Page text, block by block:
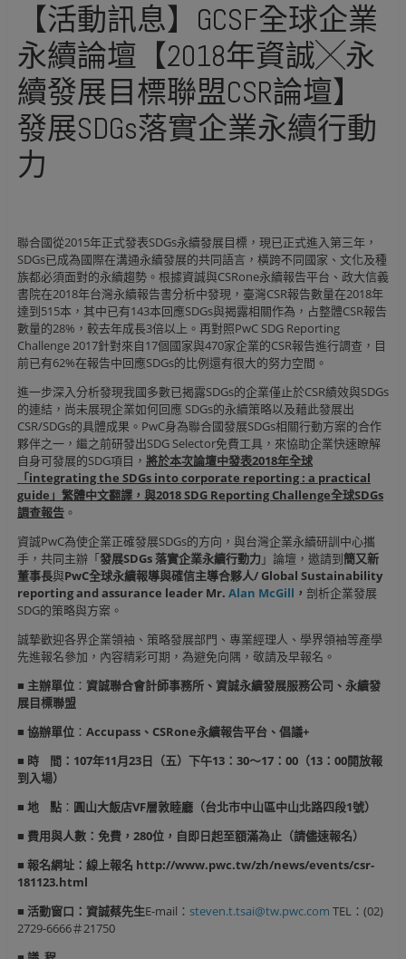
【活動訊息】GCSF全球企業
永續論壇【2018年資誠╳永
續發展目標聯盟CSR論壇】
發展SDGs落實企業永續行動
力
聯合國從2015年正式發表SDGs永續發展目標，現已正式進入第三年，
SDGs已成為國際在溝通永續發展的共同語言，橫跨不同國家、文化及種
族都必須面對的永續趨勢。根據資誠與CSRone永續報告平台、政大信義
書院在2018年台灣永續報告書分析中發現，臺灣CSR報告數量在2018年
達到515本，其中已有143本回應SDGs與揭露相關作為，占整體CSR報告
數量的28%，較去年成長3倍以上。再對照PwC SDG Reporting
Challenge 2017針對來自17個國家與470家企業的CSR報告進行調查，目
前已有62%在報告中回應SDGs的比例還有很大的努力空間。
進一步深入分析發現我國多數已揭露SDGs的企業僅止於CSR績效與SDGs
的連結，尚未展現企業如何回應 SDGs的永續策略以及藉此發展出
CSR/SDGs的具體成果。PwC身為聯合國發展SDGs相關行動方案的合作
夥伴之一，繼之前研發出SDG Selector免費工具，來協助企業快速瞭解
自身可發展的SDG項目， 將於本次論壇中發表2018年全球
「integrating the SDGs into corporate reporting : a practical
guide 」繁體中文翻譯，與2018 SDG Reporting Challenge全球SDGs
調查報告。
資誠PwC為使企業正確發展SDGs的方向，與台灣企業永續研訓中心攜
手，共同主辦「發展SDGs落實企業永續行動力」論壇，邀請到簡又新
董事長與PwC全球永續報導與確信主導合夥人/ Global Sustainability
reporting and assurance leader Mr. Alan McGill ， 剖析企業發展
SDG的策略與方案。
誠摯歡迎各界企業領袖、策略發展部門、專業經理人、學界領袖等產學
先進報名參加，內容精彩可期，為避免向隅，敬請及早報名。
■ 主辦單位： 資誠聯合會計師事務所、資誠永續發展服務公司、永續發
展目標聯盟
■ 協辦單位： Accupass、 CSRone永續報告平台、倡議+
■ 時 間： 107年11月23日（五）下午13： 30～17： 00（13： 00開放報
到入場）
■ 地 點： 圓山大飯店VF層敦睦廳（台北市中山區中山北路四段1號）
■ 費用與人數： 免費， 280位， 自即日起至額滿為止（請儘速報名）
■ 報名網址： 線上報名 http://www.pwc.tw/zh/news/events/csr-
181123.html
■ 活動窗口 ： 資誠蔡先生E-mail： steven.t.tsai@tw.pwc.com TEL：(02)
2729-6666＃21750